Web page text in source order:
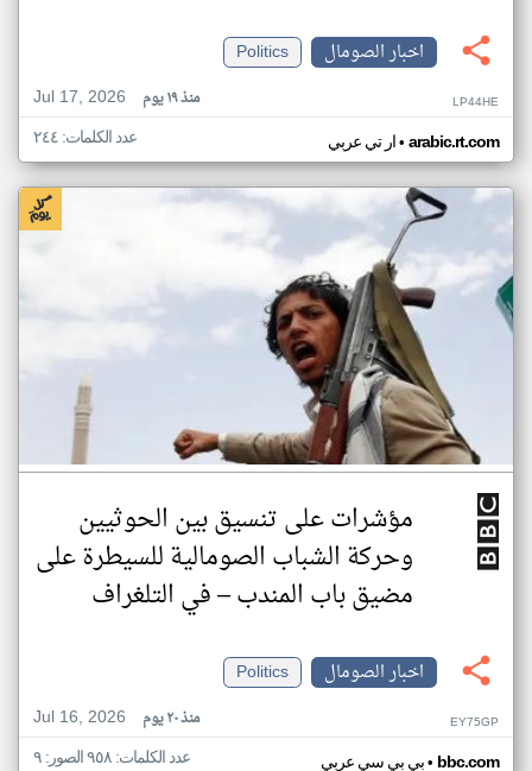
اخبار الصومال
Politics
Jul 17, 2026
منذ ١٩ يوم LP44HE
ار تي عربي• arabic.rt.com عدد الكلمات: ٢٤٤
مؤشرات على تنسيق بين الحوثيين
وحركة الشباب الصومالية للسيطرة على
مضيق باب المندب – في التلغراف
اخبار الصومال
Politics
Jul 16, 2026
منذ ٢٠ يوم EY75GP
بي بي سي عربي• bbc.com عدد الكلمات: ٩٥٨ الصور: ٩